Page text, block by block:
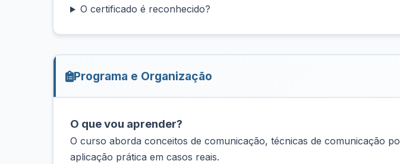
O certificado é reconhecido?
Programa e Organização
O que vou aprender?
O curso aborda conceitos de comunicação, técnicas de comunicação
aplicação prática em casos reais.